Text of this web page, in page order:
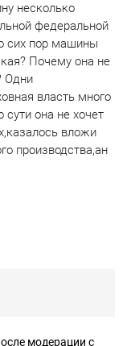
несколько
федеральной
сих пор машины
Почему она не
Одни
власть много
она не хочет
вложи
производства,ан
модерации с